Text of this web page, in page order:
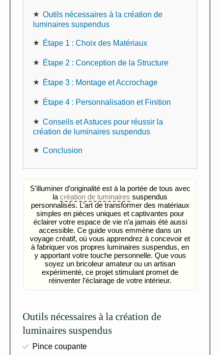
Outils nécessaires à la création de
luminaires suspendus
Étape 1 : Choix des Matériaux
Étape 2 : Conception de la Structure
Étape 3 : Montage et Accrochage
Étape 4 : Personnalisation et Finition
Conseils et Astuces pour réussir la
création de luminaires suspendus
Conclusion
S’illuminer d’originalité est à la portée de tous avec
la création de luminaires suspendus
personnalisés. L’art de transformer des matériaux
simples en pièces uniques et captivantes pour
éclairer votre espace de vie n’a jamais été aussi
accessible. Ce guide vous emmène dans un
voyage créatif, où vous apprendrez à concevoir et
à fabriquer vos propres luminaires suspendus, en
y apportant votre touche personnelle. Que vous
soyez un bricoleur amateur ou un artisan
expérimenté, ce projet stimulant promet de
réinventer l’éclairage de votre intérieur.
Outils nécessaires à la création de
luminaires suspendus
Pince coupante